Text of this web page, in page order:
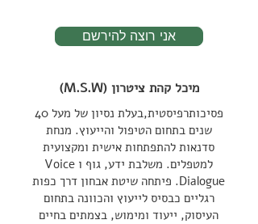
אני רוצה להירשם
מיכל קהת ציטרון (M.S.W)
פסיכותרפיסטית,בעלת נסיון של מעל 40
שנים בתחוםהטיפול והייעוץ. מנחת
סדנאות להתפתחות אישית ומקצועית
למטפלים. משלבת ידע, גוף ו Voice
Dialogue. פיתחה שיטת אבחון דרך כפות
רגליים כבסיס לייעוץ והכוונה בתחום
העיסוק, ייעוד ומימוש, בצמתים בחיים